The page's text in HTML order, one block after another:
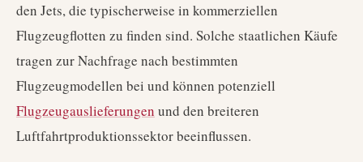
den Jets, die typischerweise in kommerziellen
Flugzeugflotten zu finden sind. Solche staatlichen Käufe
tragen zur Nachfrage nach bestimmten
Flugzeugmodellen bei und können potenziell
Flugzeugauslieferungen und den breiteren
Luftfahrtproduktionssektor beeinflussen.